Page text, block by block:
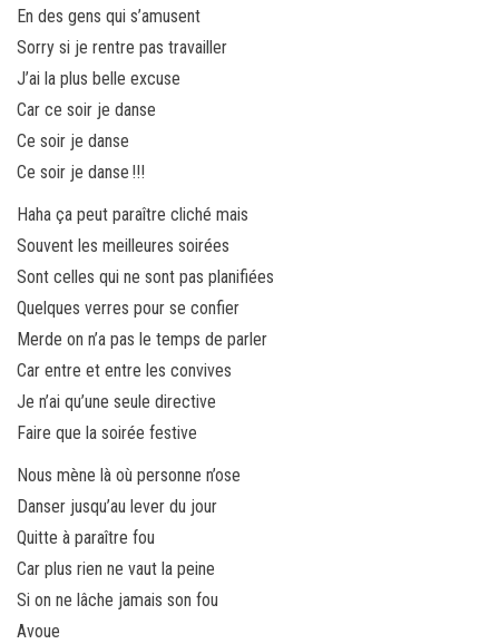
En des gens qui s’amusent
Sorry si je rentre pas travailler
J’ai la plus belle excuse
Car ce soir je danse
Ce soir je danse
Ce soir je danse !!!
Haha ça peut paraître cliché mais
Souvent les meilleures soirées
Sont celles qui ne sont pas planifiées
Quelques verres pour se confier
Merde on n’a pas le temps de parler
Car entre et entre les convives
Je n’ai qu’une seule directive
Faire que la soirée festive
Nous mène là où personne n’ose
Danser jusqu’au lever du jour
Quitte à paraître fou
Car plus rien ne vaut la peine
Si on ne lâche jamais son fou
Avoue